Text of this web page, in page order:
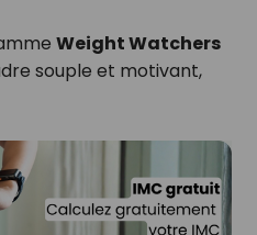
Weight Watchers
souple et motivant,